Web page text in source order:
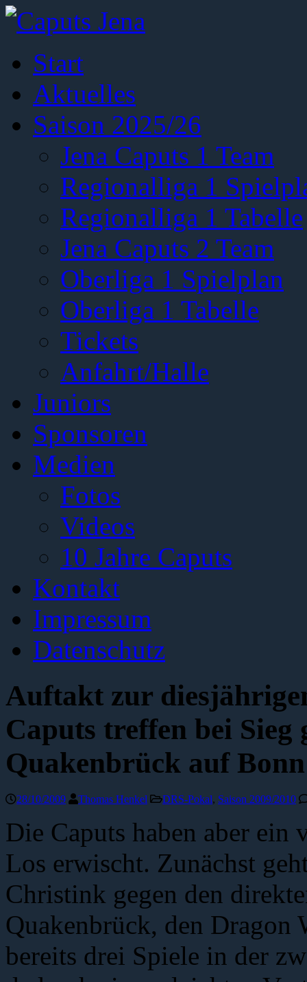
Start
Aktuelles
Saison 2025/26
Jena Caputs 1 Team
Regionalliga 1
Regionalliga 1 Tabelle
Jena Caputs 2 Team
Oberliga 1 Spielplan
Oberliga 1 Tabelle
Tickets
Anfahrt/Halle
Juniors
Sponsoren
Medien
Fotos
Videos
10 Jahre Caputs
Kontakt
Impressum
Datenschutz
Auftakt zur
Caputs treffen bei Sieg
Quakenbrück auf Bonn
28/10/2009 Thomas Henkel DRS-Pokal, Saison 2009/2010
Die Caputs haben aber ein
Los erwischt. Zunächst
Christink gegen den
Quakenbrück, den Dragon
bereits drei Spiele in der